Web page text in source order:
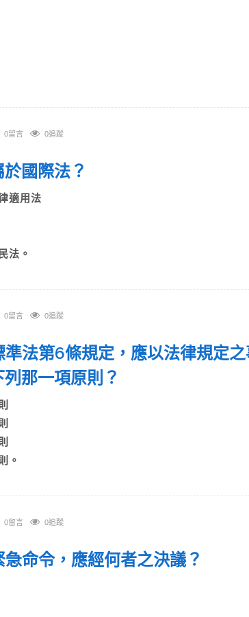
0留言 0追蹤
國際法？
適用法
法。
0留言 0追蹤
準法第6條規定，應以法律規定
那一項原則？
。
0留言 0追蹤
命令，應經何者之決議？